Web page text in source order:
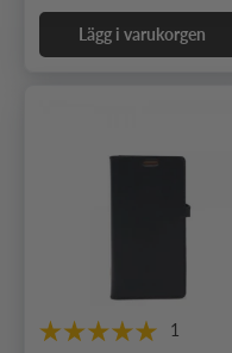
Lägg i varukorgen
1